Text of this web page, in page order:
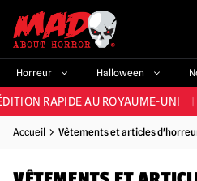
Horreur Halloween
ET LA MEILLEURE GAMME DU
RAPIDE AU ROYAUME-UNI
NOUVEAUX PRODUITS DÉRIVÉS
Accueil Vêtements et articles